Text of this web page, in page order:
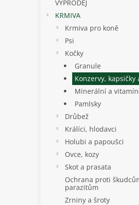
VÝPRODEJ
KRMIVA
Krmiva pro koně
Psi
Kočky
Granule
Konzervy, kapsičky
Minerální a
Pamlsky
Drůbež
Králíci, hlodavci
Holubi a papoušci
Ovce, kozy
Skot a prasata
Ochrana proti
parazitům
Zrniny a šroty